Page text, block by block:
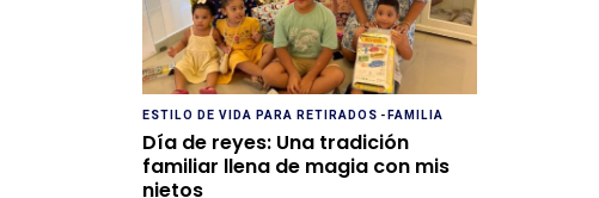
ESTILO DE VIDA PARA RETIRADOS -FAMILIA
Día de reyes: Una tradición
familiar llena de magia con mis
nietos